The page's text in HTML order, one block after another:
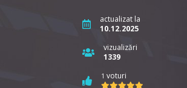
actualizat la
10.12.2025
vizualizări
1339
1 voturi